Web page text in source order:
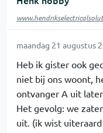
maandag 21 augustus
Heb ik gister ook
niet bij ons woont,
ontvanger A uit
Het gevolg: we
uit. (ik wist